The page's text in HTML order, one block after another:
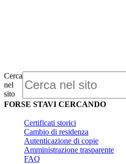
Cerca
nel
sito
FORSE STAVI CERCANDO
Certificati storici
Cambio di residenza
Autenticazione di copie
Amministrazione trasparente
FAQ